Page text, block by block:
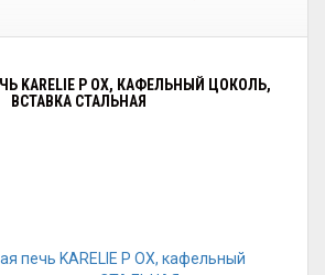
KARELIE P OX, КАФЕЛЬНЫЙ ЦОКОЛЬ,
ВСТАВКА СТАЛЬНАЯ